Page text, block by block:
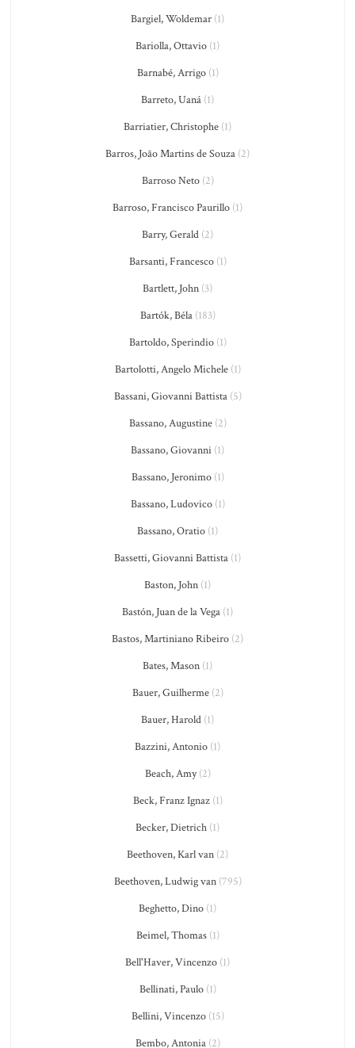
Bargiel, Woldemar (1)
Bariolla, Ottavio (1)
Barnabé, Arrigo(1)
Barreto, Uaná (1)
Barriatier, Christophe (1)
Barros, João Martins de Souza (2)
Barroso Neto(2)
Barroso, Francisco Paurillo (1)
Barry, Gerald (2)
Barsanti, Francesco(1)
Bartlett, John (3)
Bartók, Béla(183)
Bartoldo, Sperindio(1)
Bartolotti, Angelo Michele(1)
Bassani, Giovanni Battista(5)
Bassano, Augustine(2)
Bassano, Giovanni (1)
Bassano, Jeronimo(1)
Bassano, Ludovico(1)
Bassano, Oratio (1)
Bassetti, Giovanni Battista (1)
Baston, John (1)
Bastón, Juan de la Vega (1)
Bastos, Martiniano Ribeiro (2)
Bates, Mason (1)
Bauer, Guilherme(2)
Bauer, Harold (1)
Bazzini, Antonio (1)
Beach, Amy(2)
Beck, Franz Ignaz(1)
Becker, Dietrich (1)
Beethoven, Karl van (2)
Beethoven, Ludwig van(795)
Beghetto, Dino (1)
Beimel, Thomas(1)
Bell'Haver, Vincenzo (1)
Bellinati, Paulo(1)
Bellini, Vincenzo(15)
Bembo, Antonia(2)